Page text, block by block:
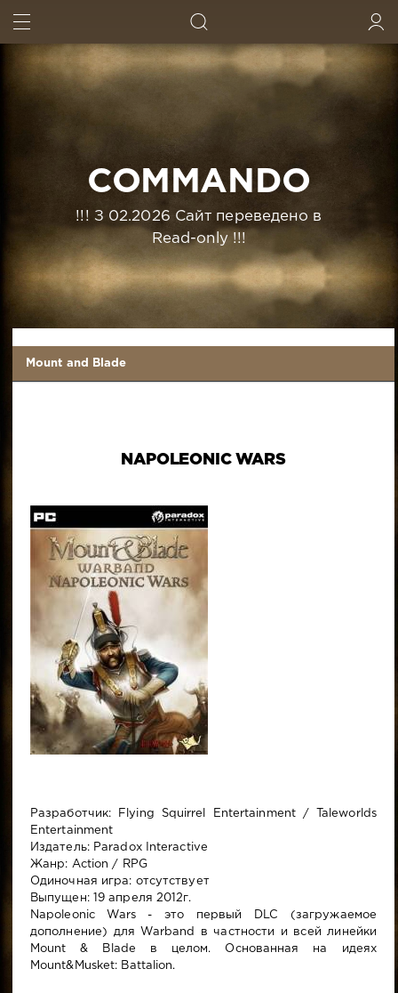
COMMANDO
!!! З 02.2026 Сайт переведено в
Read-only !!!
Mount and Blade
NAPOLEONIC WARS
Разработчик: Flying Squirrel Entertainment / Taleworlds
Entertainment
Издатель: Paradox Interactive
Жанр: Action / RPG
Одиночная игра: отсутствует
Выпущен: 19 апреля 2012г.
Napoleonic Wars - это первый DLC (загружаемое
дополнение) для Warband в частности и всей линейки
Mount & Blade в целом. Основанная на идеях
Mount&Musket: Battalion.